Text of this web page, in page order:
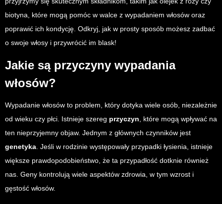
biotyna, które mogą pomóc w walce z wypadaniem włosów oraz
poprawić ich kondycję. Odkryj, jak w prosty sposób możesz zadbać
o swoje włosy i przywrócić im blask!
Jakie są przyczyny wypadania
włosów?
Wypadanie włosów to problem, który dotyka wiele osób, niezależnie
od wieku czy płci. Istnieje szereg przyczyn , które mogą wpływać na
ten nieprzyjemny objaw. Jednym z głównych czynników jest
genetyka . Jeśli w rodzinie występowały przypadki łysienia, istnieje
większe prawdopodobieństwo, że ta przypadłość dotknie również
nas. Geny kontrolują wiele aspektów zdrowia, w tym wzrost i
gęstość włosów.